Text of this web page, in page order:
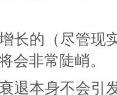
长的（尽管现
会非常陡峭。
退本身不会引